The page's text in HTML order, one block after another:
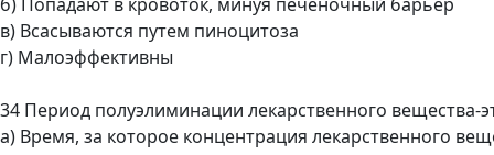
в) Всасываются путем пиноцитоза
г) Малоэффективны
34 Период полуэлиминации лекарственного вещества-
а) Время, за которое концентрация лекарственного